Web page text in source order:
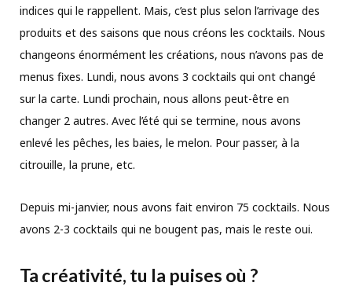
indices qui le rappellent. Mais, c’est plus selon l’arrivage des
produits et des saisons que nous créons les cocktails. Nous
changeons énormément les créations, nous n’avons pas de
menus fixes. Lundi, nous avons 3 cocktails qui ont changé
sur la carte. Lundi prochain, nous allons peut-être en
changer 2 autres. Avec l’été qui se termine, nous avons
enlevé les pêches, les baies, le melon. Pour passer, à la
citrouille, la prune, etc.
Depuis mi-janvier, nous avons fait environ 75 cocktails. Nous
avons 2-3 cocktails qui ne bougent pas, mais le reste oui.
Ta créativité, tu la puises où ?